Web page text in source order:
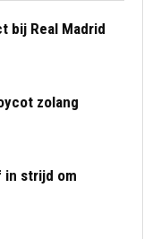
bij Real Madrid
zolang
in strijd om